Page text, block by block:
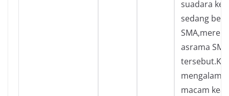
suadara
sedang
asrama SMA
mengalami
macam